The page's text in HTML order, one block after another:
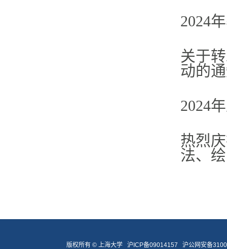
2024
关于
动的
2024
热烈
法、
版权所有 ©上海大学 沪ICP备09014157
沪公网安备